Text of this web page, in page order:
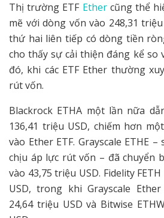
Thị trường ETF Ethercũng thể
mẽ với dòng vốn vào 248,31
thứ hai liên tiếp có dòng tiền
cho thấy sự cải thiện đáng kể
đó, khi các ETF Ether thường
rút vốn.
Blackrock ETHA một lần nữa
136,41 triệu USD, chiếm hơn
vào Ether ETF. Grayscale ETHE
chịu áp lực rút vốn – đã chuyển
vào 43,75 triệu USD. Fidelity
USD, trong khi Grayscale
24,64 triệu USD và Bitwise